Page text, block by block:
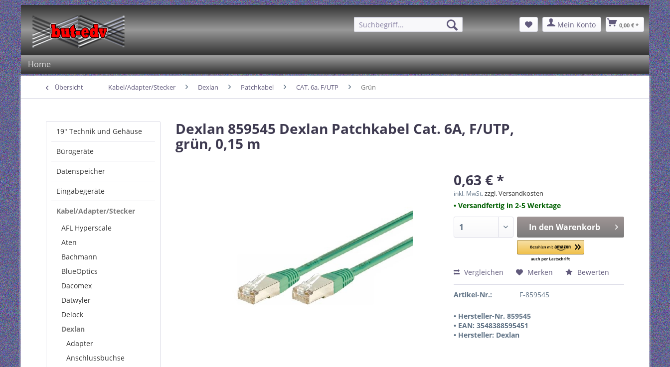
Mein Konto 0,00 € *
Home
Übersicht Kabel/Adapter/Stecker Dexlan Patchkabel CAT. 6a, F/UTP Grün
19" Technik und Gehäuse
Bürogeräte
Datenspeicher
Eingabegeräte
Kabel/Adapter/Stecker
AFL Hyperscale
Aten
Bachmann
BlueOptics
Dacomex
Dätwyler
Delock
Dexlan
Adapter
Anschlussbuchse
Dexlan 859545 Dexlan Patchkabel Cat. 6A, F/UTP,
grün, 0,15 m
0,63 € *
inkl. MwSt.zzgl. Versandkosten
• Versandfertig in 2-5 Werktage
In den Warenkorb
Vergleichen Merken Bewerten
Artikel-Nr.: F-859545
• Hersteller-Nr. 859545
• EAN: 3548388595451
• Hersteller: Dexlan